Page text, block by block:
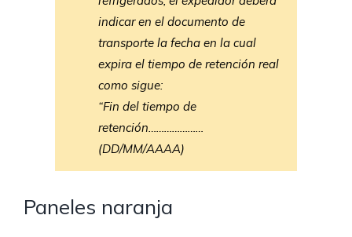
indicar en el documento de
transporte la fecha en la cual
expira el tiempo de retención real
como sigue:
“Fin del tiempo de
retención…………………
(DD/MM/AAAA)
Paneles naranja